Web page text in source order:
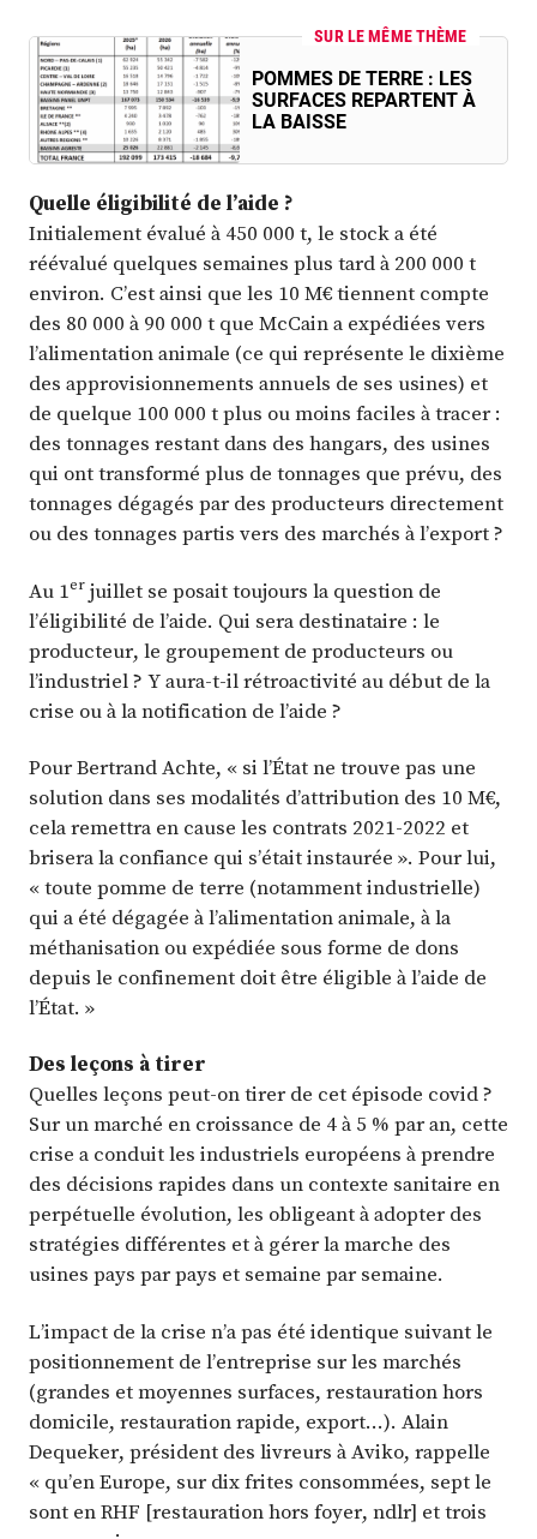
SUR LE MÊME THÈME
POMMES DE TERRE : LES
SURFACES REPARTENT À
LA BAISSE
Quelle éligibilité de l’aide ?
Initialement évalué à 450 000 t, le stock a été
réévalué quelques semaines plus tard à 200 000 t
environ. C’est ainsi que les 10 M€ tiennent compte
des 80 000 à 90 000 t que McCain a expédiées vers
l’alimentation animale (ce qui représente le dixième
des approvisionnements annuels de ses usines) et
de quelque 100 000 t plus ou moins faciles à tracer :
des tonnages restant dans des hangars, des usines
qui ont transformé plus de tonnages que prévu, des
tonnages dégagés par des producteurs directement
ou des tonnages partis vers des marchés à l’export ?
Au 1er juillet se posait toujours la question de
l’éligibilité de l’aide. Qui sera destinataire : le
producteur, le groupement de producteurs ou
l’industriel ? Y aura-t-il rétroactivité au début de la
crise ou à la notification de l’aide ?
Pour Bertrand Achte, « si l’État ne trouve pas une
solution dans ses modalités d’attribution des 10 M€,
cela remettra en cause les contrats 2021-2022 et
brisera la confiance qui s’était instaurée ». Pour lui,
« toute pomme de terre (notamment industrielle)
qui a été dégagée à l’alimentation animale, à la
méthanisation ou expédiée sous forme de dons
depuis le confinement doit être éligible à l’aide de
l’État. »
Des leçons à tirer
Quelles leçons peut-on tirer de cet épisode covid ?
Sur un marché en croissance de 4 à 5 % par an, cette
crise a conduit les industriels européens à prendre
des décisions rapides dans un contexte sanitaire en
perpétuelle évolution, les obligeant à adopter des
stratégies différentes et à gérer la marche des
usines pays par pays et semaine par semaine.
L’impact de la crise n’a pas été identique suivant le
positionnement de l’entreprise sur les marchés
(grandes et moyennes surfaces, restauration hors
domicile, restauration rapide, export…). Alain
Dequeker, président des livreurs à Aviko, rappelle
« qu’en Europe, sur dix frites consommées, sept le
sont en RHF [restauration hors foyer, ndlr] et trois